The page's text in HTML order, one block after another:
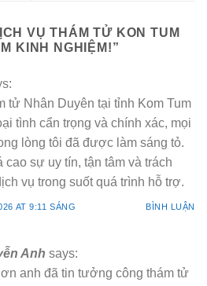
VỤ THÁM TỬ KON TUM
KINH NGHIỆM!”
tử Nhân Duyên tại tỉnh Kom Tum
tình cẩn trọng và chính xác, mọi
lòng tôi đã được làm sáng tỏ.
cao sự uy tín, tận tâm và trách
vụ trong suốt quá trình hỗ trợ.
AT 9:11 SÁNG BÌNH LUẬN
Anh says:
anh đã tin tưởng công thám tử